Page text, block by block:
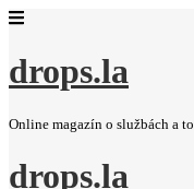
drops.la
Online magazín o službách a
drops.la